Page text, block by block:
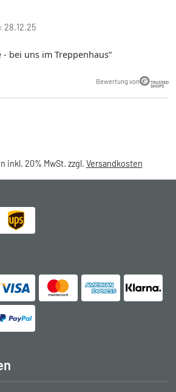
28.12.25
- bei uns im Treppenhaus
Bewertung von
inkl. 20% MwSt. zzgl. Versandkosten